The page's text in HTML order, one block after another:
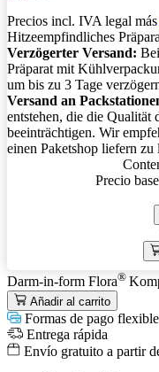
Precios incl. IVA legal más
Hitzeempfindliches
Verzögerter Versand:
Präparat mit
um bis zu 3 Tage
Versand an
entstehen, die die Qualität
beeinträchtigen. Wir
einen Paketshop liefern zu
Precio
Darm-in-form Flora®
Añadir al carrito
Formas de pago
Entrega rápida
Envío gratuito a partir